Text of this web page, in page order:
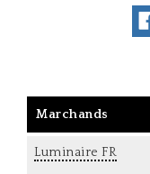
Marchands
Luminaire FR